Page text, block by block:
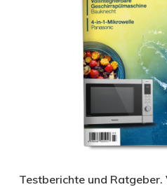
Testberichte und